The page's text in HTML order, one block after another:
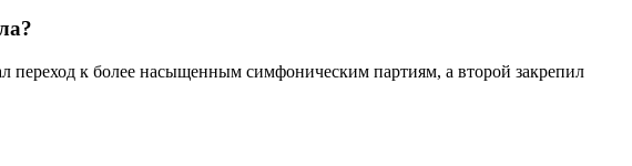
к более насыщенным симфоническим партиям, а второй закрепил